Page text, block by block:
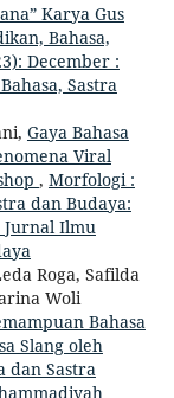
Karya Gus
Bahasa,
December :
Sastra
Gaya Bahasa
Viral
, Morfologi :
dan Budaya:
Jurnal Ilmu
Roga, Safilda
Woli
Bahasa
Slang oleh
dan Sastra